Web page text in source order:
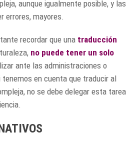
aunque igualmente posible, y las
errores, mayores.
recordar que una traducción
no puede tener un solo
ante las administraciones o
en cuenta que traducir al
no se debe delegar esta tarea